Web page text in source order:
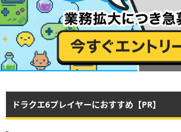
ドラクエ6プレイヤーにおすすめ【PR】